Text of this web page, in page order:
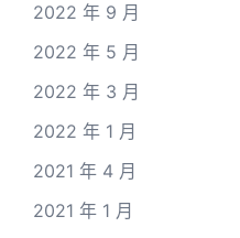
2022 年 9 月
2022 年 5 月
2022 年 3 月
2022 年 1 月
2021 年 4 月
2021 年 1 月